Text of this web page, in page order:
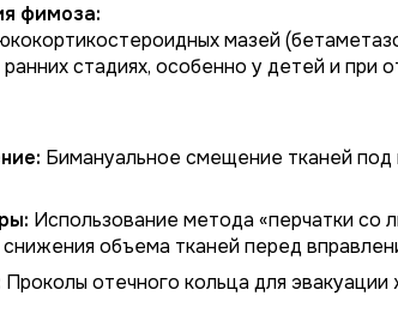
фимоза:
мазей
стадиях, особенно у детей и при
Бимануальное смещение тканей
Использование метода «перчатки со
снижения объема тканей перед
Проколы отечного кольца для эвакуации